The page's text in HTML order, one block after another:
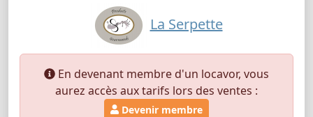
La Serpette
En devenant membre d'un locavor, vous
aurez accès aux tarifs lors des ventes :
Devenir membre